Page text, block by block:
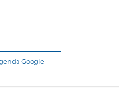
Google